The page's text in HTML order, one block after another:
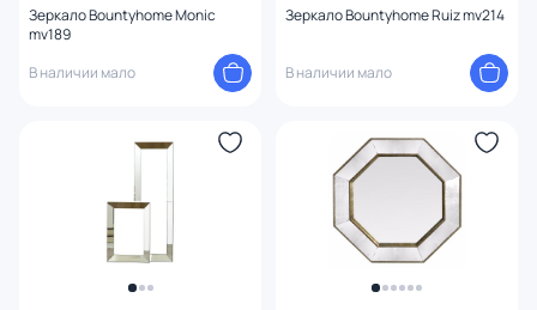
Зеркало Bountyhome Monic
mv189
В наличии мало
Зеркало Bountyhome Ruiz mv214
В наличии мало